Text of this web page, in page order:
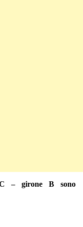
C – girone B sono